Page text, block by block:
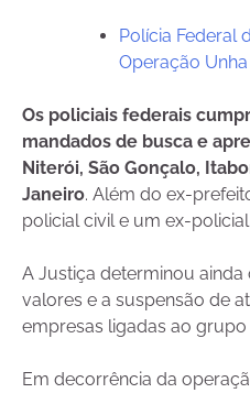
Polícia Federal
Operação Unha
Os policiais federais
mandados de busca e
Niterói, São Gonçalo,
Janeiro. Além do ex-
policial civil e um ex-
A Justiça determinou
valores e a suspensão de
empresas ligadas ao grupo
Em decorrência da